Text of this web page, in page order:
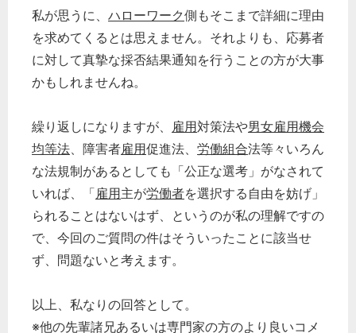
私が思うに、 ハローワーク側もそこまで詳細に理由
を求めてくるとは思えません。それよりも、応募者
に対して真摯な採否結果通知を行うことの方が大事
かもしれませんね。
繰り返しになりますが、 雇用対策法や男女雇用機会
均等法、障害者雇用促進法、 労働組合法等々いろん
な法規制があるとしても「公正な選考」がなされて
いれば、「雇用主が労働者を選択する自由を妨げ」
られることはないはず、というのが私の理解ですの
で、今回のご質問の件はそういったことに該当せ
ず、問題ないと考えます。
以上、私なりの回答として。
※他の先輩諸兄あるいは専門家の方のより良いコメ